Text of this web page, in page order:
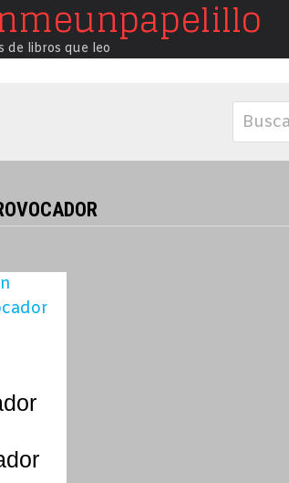
de libros que leo
Buscar: